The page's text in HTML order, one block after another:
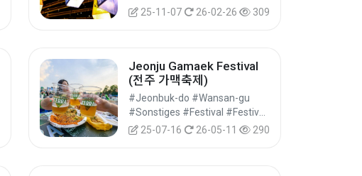
25-11-07
26-02-26 309
Jeonju Gamaek Festival
(전주 가맥축제)
#Jeonbuk-do #Wansan-gu
25-07-16
26-05-11 290